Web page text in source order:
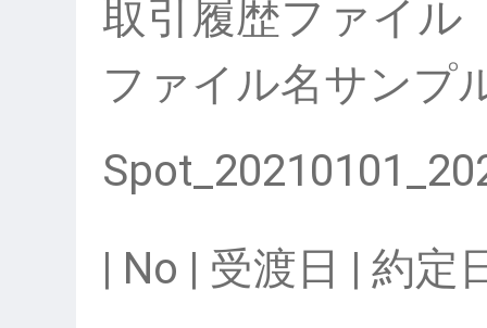
取引履歴ファイル
ファイル名サンプ
| No | 受渡日 | 約定